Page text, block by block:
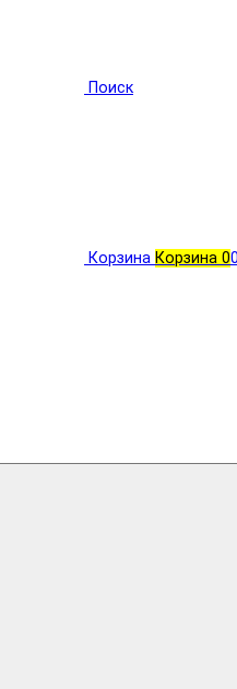
Поиск
Корзина Корзина 0